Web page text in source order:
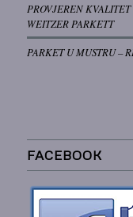
PROVJEREN
WEITZER PARKETT
PARKET U MUSTRU –
FACEBOOK